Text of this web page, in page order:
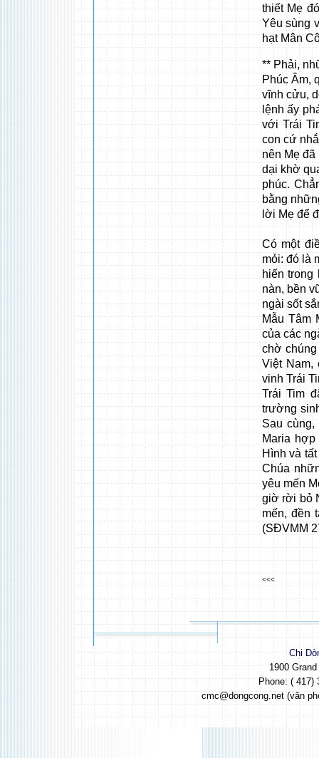
thiết Mẹ
Yêu sùng
hạt Mân
** Phải,
Phúc Âm,
vĩnh cửu,
lệnh ấy
với Trái
con cứ
nên Mẹ
dại khờ
phúc.
bằng
lời Mẹ để
Có một
mỏi: đó là
hiến
nàn, bền
ngài sốt
Mẫu Tâm
của các
chờ
Việt Nam,
vinh Trái
Trái Tim
trường
Sau
Maria
Hình và
Chúa
yêu mến
giờ rời bỏ
mến, đền
(SĐVMM
<<<
Chi
1900
Phone: ( 417)
cmc@dongcong.net (văn